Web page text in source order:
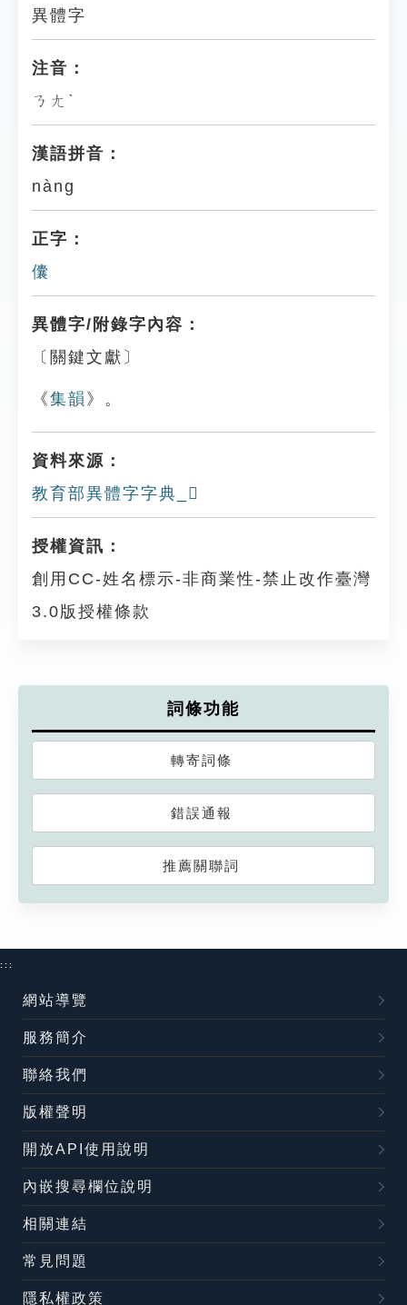
異體字
注音：
ㄋㄤˋ
漢語拼音：
nàng
正字：
儾
異體字/附錄字內容：
〔關鍵文獻〕
《集韻 》。
資料來源：
教育部異體字字典_𧟘
授權資訊：
創用CC-姓名標示-非商業性-禁止改作臺灣
3.0版授權條款
詞條功能
轉寄詞條
錯誤通報
推薦關聯詞
:::
網站導覽
服務簡介
聯絡我們
版權聲明
開放API使用說明
內嵌搜尋欄位說明
相關連結
常見問題
隱私權政策